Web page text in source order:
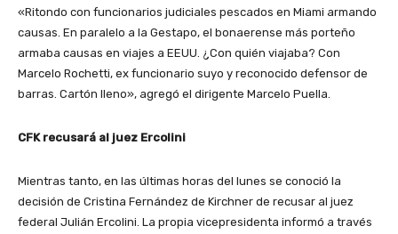
«Ritondo con funcionarios judiciales pescados en Miami armando
causas. En paralelo a la Gestapo, el bonaerense más porteño
armaba causas en viajes a EEUU. ¿Con quién viajaba? Con
Marcelo Rochetti, ex funcionario suyo y reconocido defensor de
barras. Cartón lleno», agregó el dirigente Marcelo Puella.
CFK recusará al juez Ercolini
Mientras tanto, en las últimas horas del lunes se conoció la
decisión de Cristina Fernández de Kirchner de recusar al juez
federal Julián Ercolini. La propia vicepresidenta informó a través